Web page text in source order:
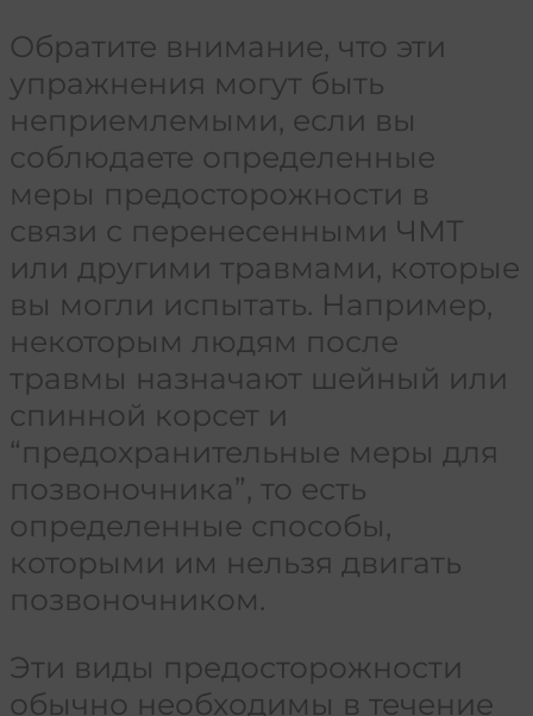
Обратите внимание, что эти
упражнения могут быть
неприемлемыми, если вы
соблюдаете определенные
меры предосторожности в
связи с перенесенными ЧМТ
или другими травмами, которые
вы могли испытать. Например,
некоторым людям после
травмы назначают шейный или
спинной корсет и
“предохранительные меры для
позвоночника”, то есть
определенные способы,
которыми им нельзя двигать
позвоночником.
Эти виды предосторожности
обычно необходимы в течение